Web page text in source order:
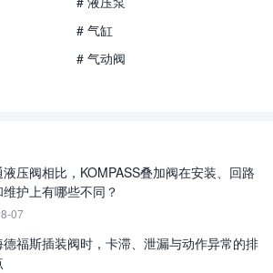
# 气缸
# 气动阀
压阀相比，KOMPASS叠加阀在安装、回路
护上有哪些不同？
07
福斯插装阀时，卡滞、泄漏与动作异常的排